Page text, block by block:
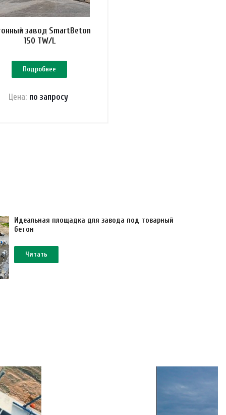
завод SmartBeton
150 TW/L
Подробнее
Цена: по запросу
Идеальная площадка для завода под товарный
бетон
Читать